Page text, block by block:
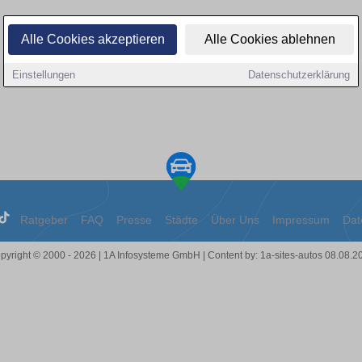
Alle Cookies akzeptieren Alle Cookies ablehnen
Einstellungen Datenschutzerklärung
Ratgeber FAQ Presse Städte Über Uns Impressum
© 2000 - 2026 | 1A Infosysteme GmbH | Content by: 1a-sites-autos